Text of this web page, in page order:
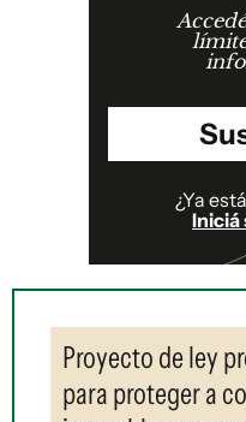
¿Ya
Iniciá
Proyecto de ley
para proteger a